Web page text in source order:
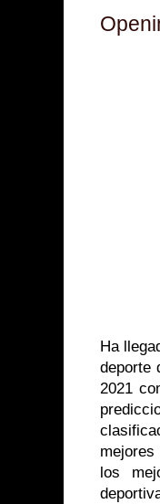
Ha
deporte
2021
los